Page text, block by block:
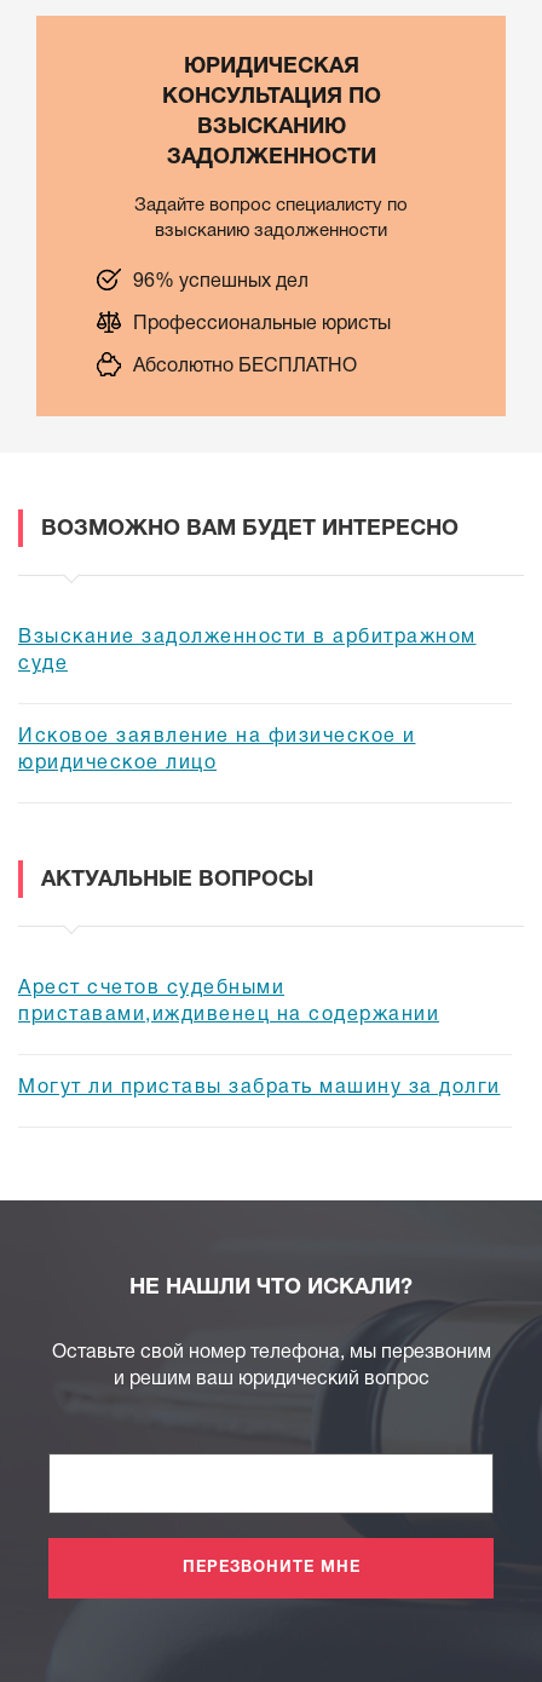
ЮРИДИЧЕСКАЯ
КОНСУЛЬТАЦИЯ ПО
ВЗЫСКАНИЮ
ЗАДОЛЖЕННОСТИ
Задайте вопрос специалисту по
взысканию задолженности
96% успешных дел
Профессиональные юристы
Абсолютно БЕСПЛАТНО
ВОЗМОЖНО ВАМ БУДЕТ ИНТЕРЕСНО
Взыскание задолженности в арбитражном
суде
Исковое заявление на физическое и
юридическое лицо
АКТУАЛЬНЫЕ ВОПРОСЫ
Арест счетов судебными
приставами,иждивенец на содержании
Могут ли приставы забрать машину за долги
НЕ НАШЛИ ЧТО ИСКАЛИ?
Оставьте свой номер телефона, мы перезвоним
и решим ваш юридический вопрос
ПЕРЕЗВОНИТЕ МНЕ